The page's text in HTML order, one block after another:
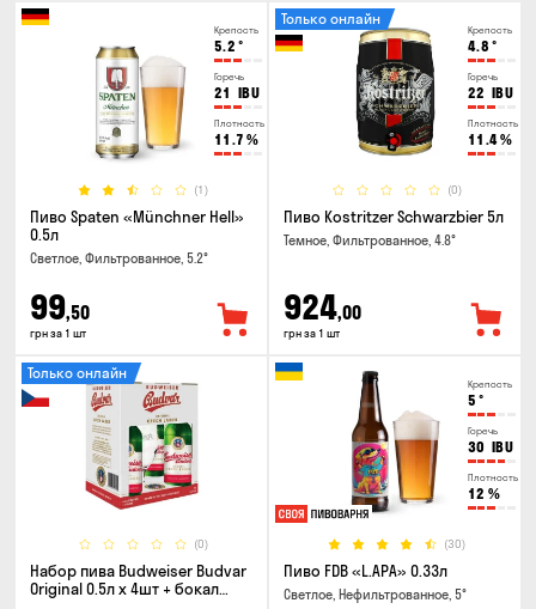
Крепость
5.2 °
Горечь
21 IBU
Плотность
11.7 %
(1)
Пиво Spaten «Münchner Hell»
0.5л
Светлое, Фильтрованное, 5.2°
99,50
грн за 1 шт
Крепость
4.8 °
Горечь
22 IBU
Плотность
11.4%
(0)
Только онлайн
Пиво Kostritzer Schwarzbier 5л
Темное, Фильтрованное, 4.8°
924,00
грн за 1 шт
(0)
Только онлайн
Набор пива Budweiser Budvar
Original 0.5л х 4шт + бокал
Крепость
5 °
Горечь
30 IBU
Плотность
12 %
(30)
Пиво FDB «L.APA» 0.33л
Светлое, Нефильтрованное, 5°